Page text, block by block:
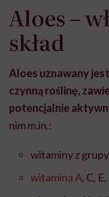
Aloes –
skład
Aloes uznawany
czynną roślinę,
potencjalnie
nim m.in.:
witaminy z
witamina A, C, E,